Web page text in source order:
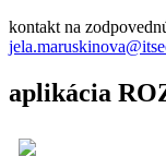
kontakt na
aplikácia